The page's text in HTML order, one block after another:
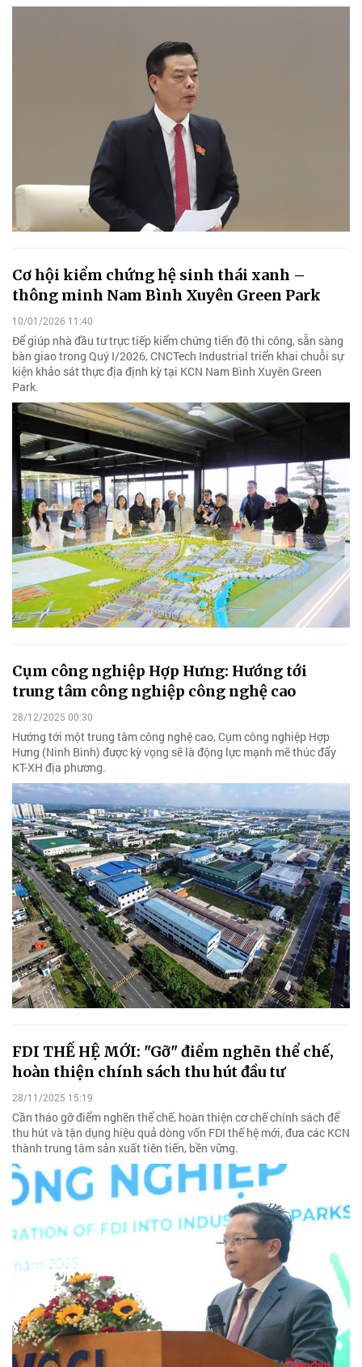
Cơ hội kiểm chứng hệ sinh thái xanh –
thông minh Nam Bình Xuyên Green Park
10/01/2026 11:40
Để giúp nhà đầu tư trực tiếp kiểm chứng tiến độ thi công, sẵn sàng
bàn giao trong Quý I/2026, CNCTech Industrial triển khai chuỗi sự
kiện khảo sát thực địa định kỳ tại KCN Nam Bình Xuyên Green
Park.
Cụm công nghiệp Hợp Hưng: Hướng tới
trung tâm công nghiệp công nghệ cao
28/12/2025 00:30
Hướng tới một trung tâm công nghệ cao, Cụm công nghiệp Hợp
Hưng (Ninh Bình) được kỳ vọng sẽ là động lực mạnh mẽ thúc đẩy
KT-XH địa phương.
FDI THẾ HỆ MỚI: "Gỡ" điểm nghẽn thể chế,
hoàn thiện chính sách thu hút đầu tư
28/11/2025 15:19
Cần tháo gỡ điểm nghẽn thể chế, hoàn thiện cơ chế chính sách để
thu hút và tận dụng hiệu quả dòng vốn FDI thế hệ mới, đưa các KCN
thành trung tâm sản xuất tiên tiến, bền vững.